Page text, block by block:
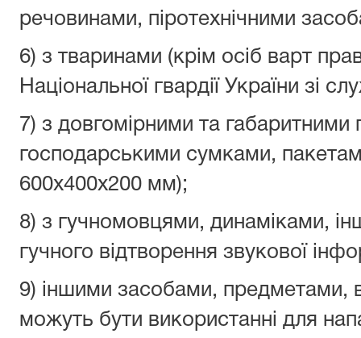
речовинами, піротехнічними
6) з тваринами (крім осіб варт
Національної гвардії України зі
7) з довгомірними та
господарськими сумками,
600х400х200 мм);
8) з гучномовцями, динаміками,
гучного відтворення звукової
9) іншими засобами, предметами,
можуть бути використанні для